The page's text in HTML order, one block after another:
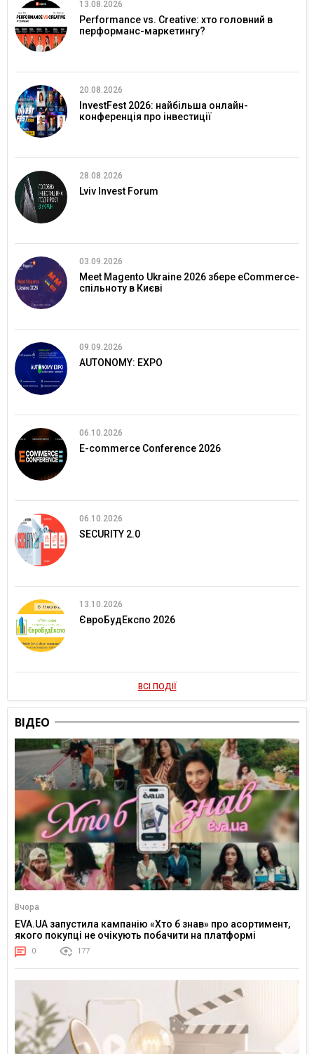
13.08.2026
Performance vs. Creative: хто головний в
перформанс-маркетингу?
20.08.2026
InvestFest 2026: найбільша онлайн-
конференція про інвестиції
28.08.2026
Lviv Invest Forum
03.09.2026
Meet Magento Ukraine 2026 збере eCommerce-
спільноту в Києві
09.09.2026
AUTONOMY: EXPO
06.10.2026
E-commerce Conference 2026
06.10.2026
SECURITY 2.0
13.10.2026
ЄвроБудЕкспо 2026
ВСІ ПОДІЇ
ВІДЕО
Вчора
EVA.UA запустила кампанію «Хто б знав» про асортимент,
якого покупці не очікують побачити на платформі
0 177